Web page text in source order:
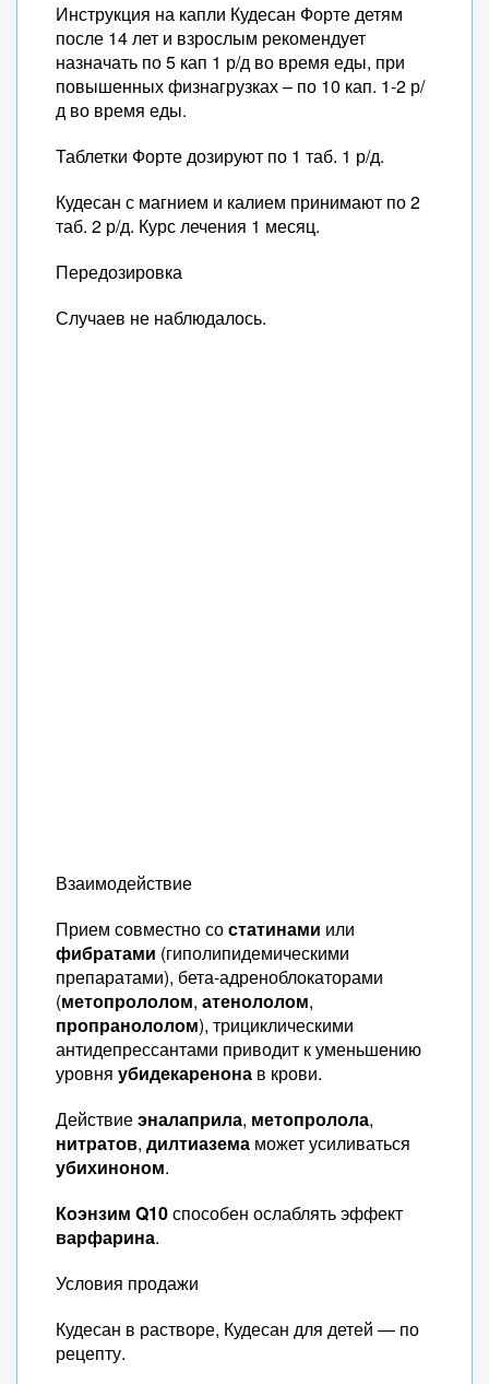
Инструкция на капли Кудесан Форте детям
после 14 лет и взрослым рекомендует
назначать по 5 кап 1 р/д во время еды, при
повышенных физнагрузках – по 10 кап. 1-2 р/
д во время еды.
Таблетки Форте дозируют по 1 таб. 1 р/д.
Кудесан с магнием и калием принимают по 2
таб. 2 р/д. Курс лечения 1 месяц.
Передозировка
Случаев не наблюдалось.
Взаимодействие
Прием совместно состатинами или
фибратами (гиполипидемическими
препаратами), бета-адреноблокаторами
(метопрололом, атенололом,
пропранололом), трициклическими
антидепрессантами приводит к уменьшению
уровня убидекаренона в крови.
Действиеэналаприла, метопролола,
нитратов, дилтиазема может усиливаться
убихиноном.
Коэнзим Q10способен ослаблять эффект
варфарина.
Условия продажи
Кудесан в растворе, Кудесан для детей — по
рецепту.